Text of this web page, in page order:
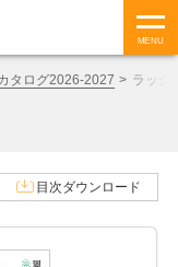
MENU
タログ2026-2027 ラック
目次ダウンロード